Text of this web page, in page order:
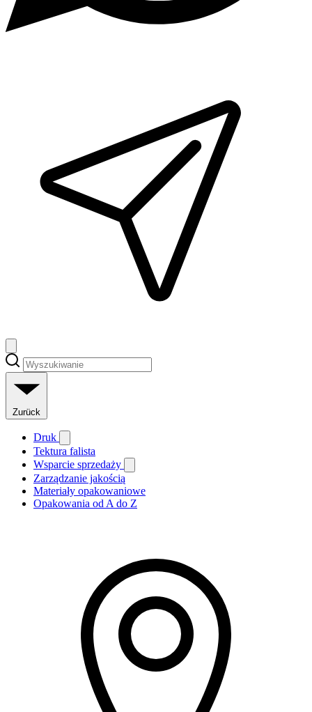
Zurück
Druk
Tektura falista
Wsparcie sprzedaży
Zarządzanie jakością
Materiały opakowaniowe
Opakowania od A do Z